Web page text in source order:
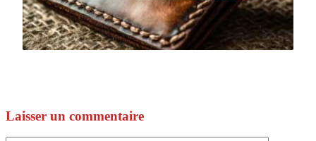
Laisser un commentaire